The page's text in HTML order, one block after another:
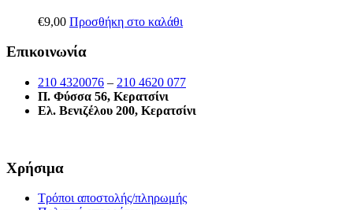
€9,00 Προσθήκη στο καλάθι
Επικοινωνία
210 4320076 – 210 4620 077
Π. Φύσσα 56, Κερατσίνι
Ελ. Βενιζέλου 200, Κερατσίνι
Χρήσιμα
Τρόποι αποστολής/πληρωμής